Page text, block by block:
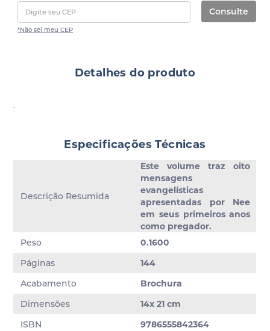
Consulte
*Não sei meu CEP
Detalhes do produto
.
Especificações Técnicas
Descrição Resumida
Este volume traz oito
mensagens
evangelísticas
apresentadas por Nee
em seus primeiros anos
como pregador.
Peso
0.1600
Páginas
144
Acabamento
Brochura
Dimensões
14x 21 cm
ISBN
9786555842364